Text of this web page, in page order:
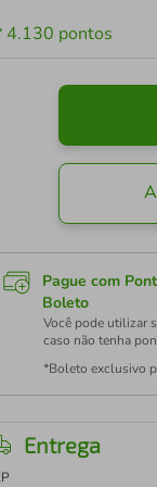
4.130 pontos
Pague com
Boleto
Você pode utilizar
caso não tenha
*Boleto exclusivo
Entrega